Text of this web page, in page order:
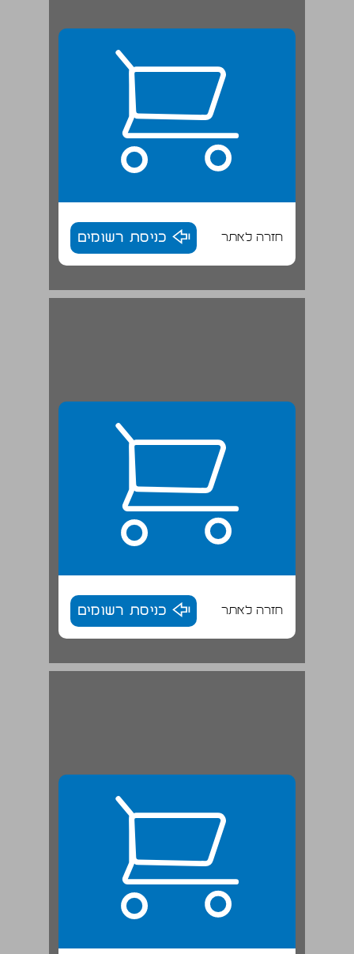
חזרה לאתר כניסת רשומים
חזרה לאתר כניסת רשומים